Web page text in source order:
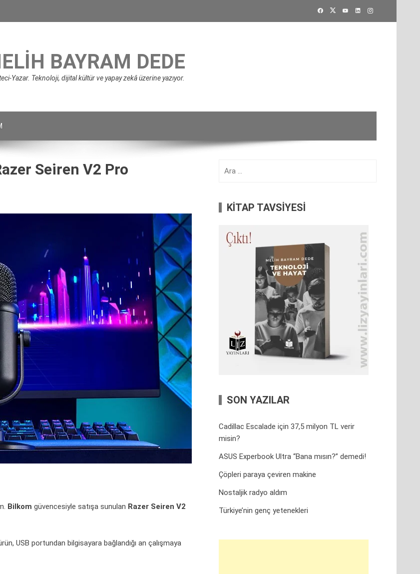
BAYRAM DEDE
Yazar. Teknoloji, dijital kültür ve yapay zekâ üzerine yazıyor.
Seiren V2 Pro
Bilkom güvencesiyle satışa sunulan Razer Seiren V2
USB portundan bilgisayara bağlandığı an çalışmaya
KİTAP TAVSİYESİ
SON YAZILAR
Cadillac Escalade için 37,5 milyon TL verir
misin?
ASUS Experbook Ultra “Bana mısın?” demedi!
Çöpleri paraya çeviren makine
Nostaljik radyo aldım
Türkiye’nin genç yetenekleri